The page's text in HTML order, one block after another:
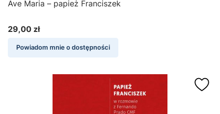
Ave Maria – papież Franciszek
Cena
29,00 zł
Powiadom mnie o dostępności